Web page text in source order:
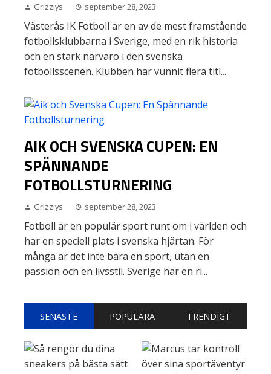
Grizzlys september 28, 2023
Västerås IK Fotboll är en av de mest framstående
fotbollsklubbarna i Sverige, med en rik historia
och en stark närvaro i den svenska
fotbollsscenen. Klubben har vunnit flera titl...
AIK OCH SVENSKA CUPEN: EN
SPÄNNANDE
FOTBOLLSTURNERING
Grizzlys september 28, 2023
Fotboll är en populär sport runt om i världen och
har en speciell plats i svenska hjärtan. För
många är det inte bara en sport, utan en
passion och en livsstil. Sverige har en ri...
SENASTE POPULÄRA TRENDIGT